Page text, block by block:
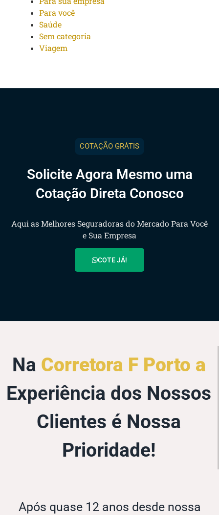
Para você
Saúde
Sem categoria
Viagem
COTAÇÃO GRÁTIS
Solicite Agora Mesmo uma
Cotação Direta Conosco
Aqui as Melhores Seguradoras do Mercado Para Você
e Sua Empresa
COTE JÁ!
Na Corretora F Porto a
Experiência dos Nossos
Clientes é Nossa
Prioridade!
Após quase 12 anos desde nossa